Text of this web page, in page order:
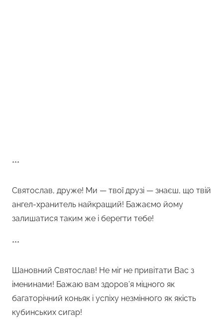
***
Святослав, друже! Ми — твої друзі — знаєш, що твій
ангел-хранитель найкращий! Бажаємо йому
залишатися таким же і берегти тебе!
***
Шановний Святослав! Не міг не привітати Вас з
іменинами! Бажаю вам здоров’я міцного як
багаторічний коньяк і успіху незмінного як якість
кубинських сигар!